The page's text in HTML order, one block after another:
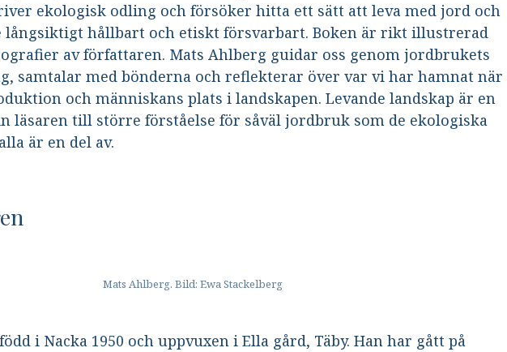
ekologisk odling och försöker hitta ett sätt att leva med jord och
långsiktigt hållbart och etiskt försvarbart. Boken är rikt illustrerad
av författaren. Mats Ahlberg guidar oss genom jordbrukets
samtalar med bönderna och reflekterar över var vi har hamnat när
och människans plats i landskapen. Levande landskap är en
läsaren till större förståelse för såväl jordbruk som de ekologiska
är en del av.
Mats Ahlberg. Bild: Ewa Stackelberg
i Nacka 1950 och uppvuxen i Ella gård, Täby. Han har gått på